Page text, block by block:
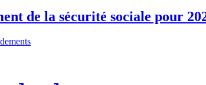
de la sécurité sociale pour